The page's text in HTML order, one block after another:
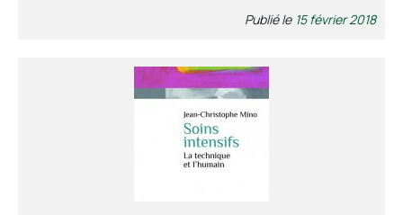
Publié le 15 février 2018